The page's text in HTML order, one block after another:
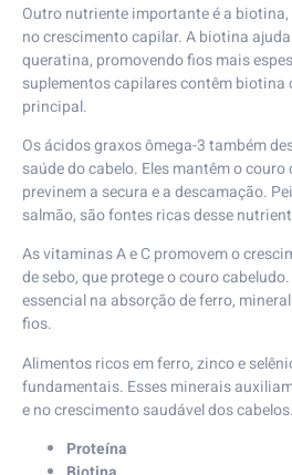
Outro nutriente importante é a
no crescimento capilar. A biotina
queratina, promovendo fios mais
suplementos capilares contêm biotina
principal.
Os ácidos graxos ômega-3 também
saúde do cabelo. Eles mantêm o
previnem a secura e a descamação.
salmão, são fontes ricas desse
As vitaminas A e C promovem o
de sebo, que protege o couro
essencial na absorção de ferro,
fios.
Alimentos ricos em ferro, zinco e
fundamentais. Esses minerais
e no crescimento saudável dos cabelos.
Proteína